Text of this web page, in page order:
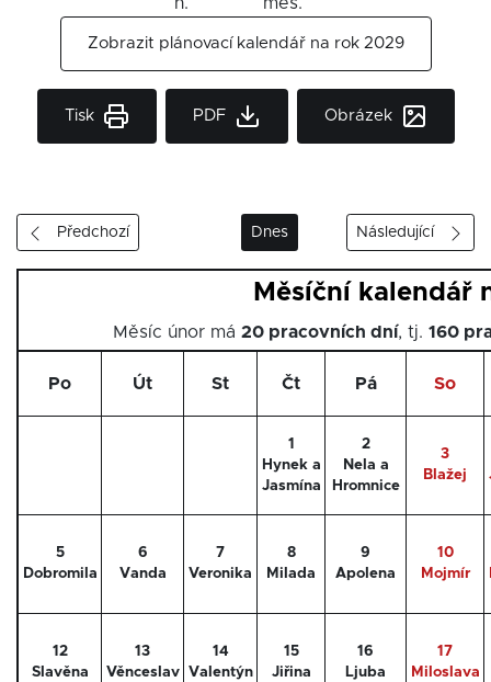
Zobrazit plánovací kalendář na rok 2029
Tisk PDF Obrázek
Předchozí Dnes Následující
Měsíční kalendář
Měsíc únor má 20 pracovních dní, tj. 160
Po Út St Čt Pá So
1
Hynek a
Jasmína
2
Nela a
Hromnice
3
Blažej
5
Dobromila
6
Vanda
7
Veronika
8
Milada
9
Apolena
10
Mojmír
12
Slavěna
13
Věnceslav
14
Valentýn
15
Jiřina
16
Ljuba
17
Miloslava